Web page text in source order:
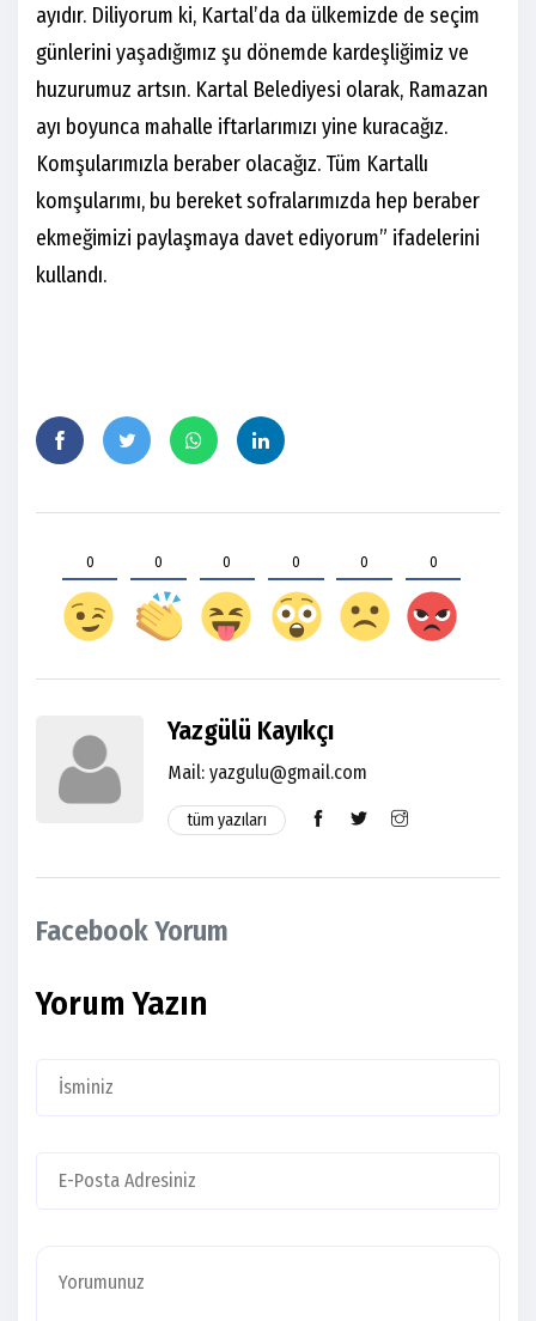
ayıdır. Diliyorum ki, Kartal’da da ülkemizde de seçim
günlerini yaşadığımız şu dönemde kardeşliğimiz ve
huzurumuz artsın. Kartal Belediyesi olarak, Ramazan
ayı boyunca mahalle iftarlarımızı yine kuracağız.
Komşularımızla beraber olacağız. Tüm Kartallı
komşularımı, bu bereket sofralarımızda hep beraber
ekmeğimizi paylaşmaya davet ediyorum” ifadelerini
kullandı.
0 0 0 0 0 0
Yazgülü Kayıkçı
Mail: yazgulu@gmail.com
tüm yazıları
Facebook Yorum
Yorum Yazın